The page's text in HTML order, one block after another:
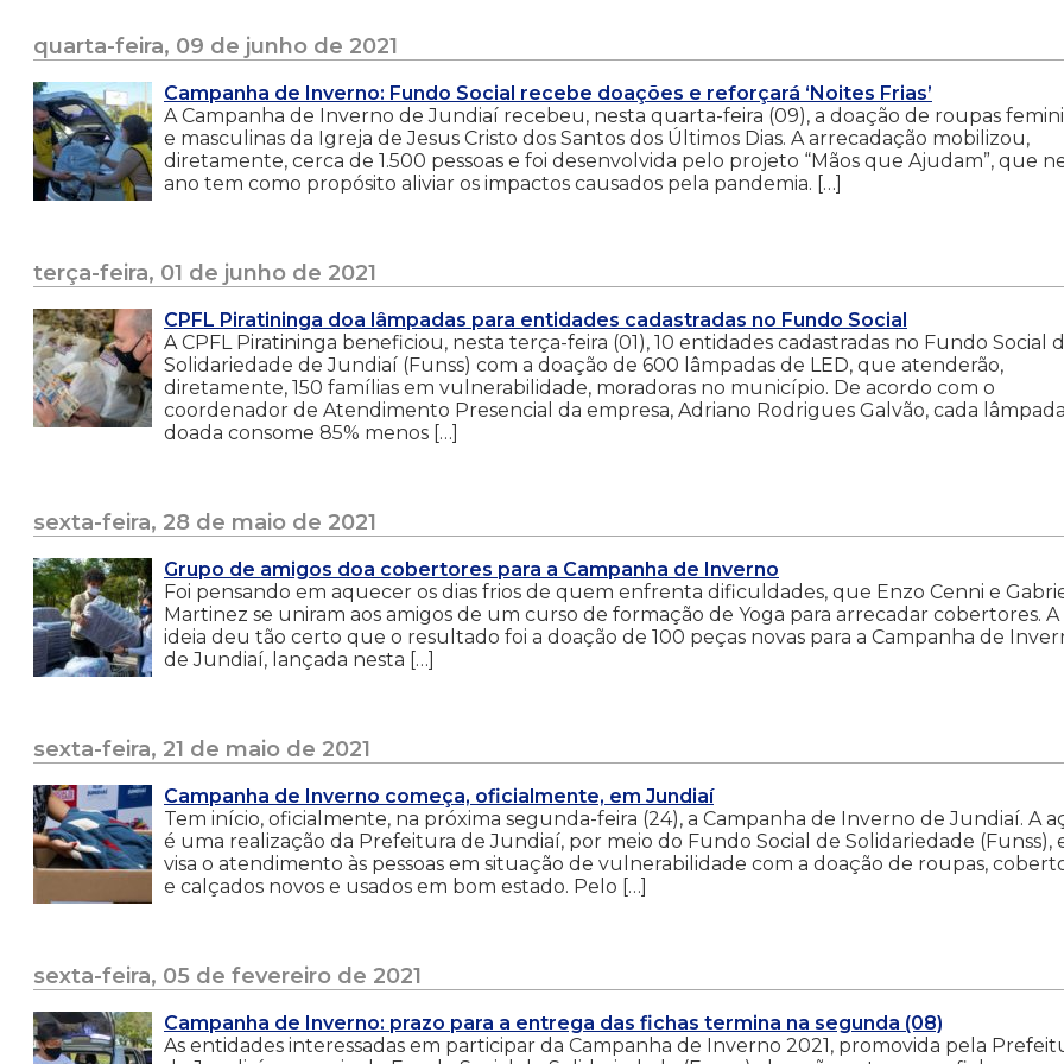
quarta-feira, 09 de junho de 2021
Campanha de Inverno: Fundo Social recebe doações e reforçará ‘Noites Frias’
A Campanha de Inverno de Jundiaí recebeu, nesta quarta-feira (09), a doação de roupas
e masculinas da Igreja de Jesus Cristo dos Santos dos Últimos Dias. A arrecadação mobilizou,
diretamente, cerca de 1.500 pessoas e foi desenvolvida pelo projeto “Mãos que Ajudam”, que
ano tem como propósito aliviar os impactos causados pela pandemia. […]
terça-feira, 01 de junho de 2021
CPFL Piratininga doa lâmpadas para entidades cadastradas no Fundo Social
A CPFL Piratininga beneficiou, nesta terça-feira (01), 10 entidades cadastradas no Fundo Social
Solidariedade de Jundiaí (Funss) com a doação de 600 lâmpadas de LED, que atenderão,
diretamente, 150 famílias em vulnerabilidade, moradoras no município. De acordo com o
coordenador de Atendimento Presencial da empresa, Adriano Rodrigues Galvão, cada lâmpada
doada consome 85% menos […]
sexta-feira, 28 de maio de 2021
Grupo de amigos doa cobertores para a Campanha de Inverno
Foi pensando em aquecer os dias frios de quem enfrenta dificuldades, que Enzo Cenni e
Martinez se uniram aos amigos de um curso de formação de Yoga para arrecadar cobertores. A
ideia deu tão certo que o resultado foi a doação de 100 peças novas para a Campanha de
de Jundiaí, lançada nesta […]
sexta-feira, 21 de maio de 2021
Campanha de Inverno começa, oficialmente, em Jundiaí
Tem início, oficialmente, na próxima segunda-feira (24), a Campanha de Inverno de Jundiaí. A
é uma realização da Prefeitura de Jundiaí, por meio do Fundo Social de Solidariedade (Funss),
visa o atendimento às pessoas em situação de vulnerabilidade com a doação de roupas,
e calçados novos e usados em bom estado. Pelo […]
sexta-feira, 05 de fevereiro de 2021
Campanha de Inverno: prazo para a entrega das fichas termina na segunda (08)
As entidades interessadas em participar da Campanha de Inverno 2021, promovida pela